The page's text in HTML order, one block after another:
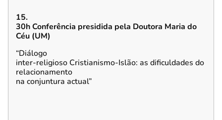
15.
30h Conferência presidida pela Doutora Maria do
Céu (UM)
“Diálogo
inter-religioso Cristianismo-Islão: as dificuldades do
relacionamento
na conjuntura actual”